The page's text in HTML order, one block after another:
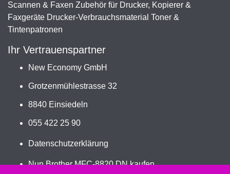
Scannen & Faxen Zubehör für Drucker, Kopierer &
Faxgeräte Drucker-Verbrauchsmaterial Toner &
Tintenpatronen
Ihr Vertrauenspartner
New Economy GmbH
Grotzenmühlestrasse 32
8840 Einsiedeln
055 422 25 90
Datenschutzerklärung
Nun Brother MFC-8820 DN kaufen